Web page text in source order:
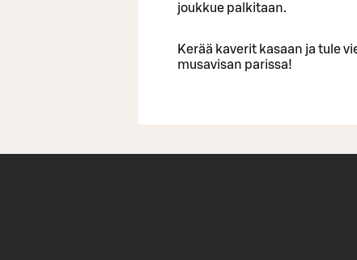
joukkue palkitaan.
Kerää kaverit kasaan ja tule
musavisan parissa!